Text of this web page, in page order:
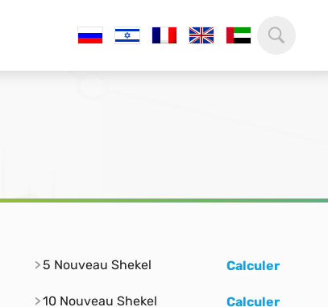
5 Nouveau Shekel Calculer
10 Nouveau Shekel Calculer